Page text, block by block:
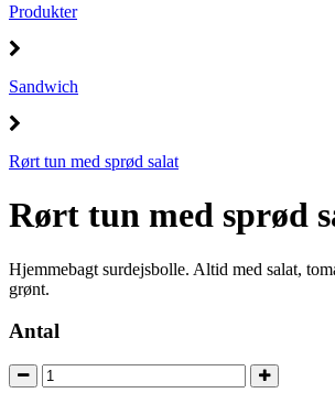
Produkter
Sandwich
Rørt tun med sprød salat
Rørt tun med sprød
Hjemmebagt surdejsbolle. Altid med salat,
grønt.
Antal